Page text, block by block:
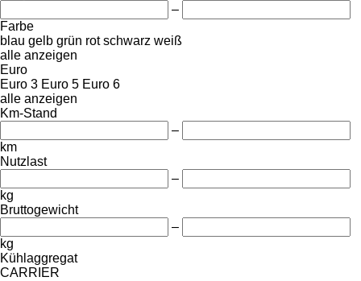
–
Farbe
blau gelb grün rot schwarz weiß
alle anzeigen
Euro
Euro 3 Euro 5 Euro 6
alle anzeigen
Km-Stand
–
km
Nutzlast
–
kg
Bruttogewicht
–
kg
Kühlaggregat
CARRIER